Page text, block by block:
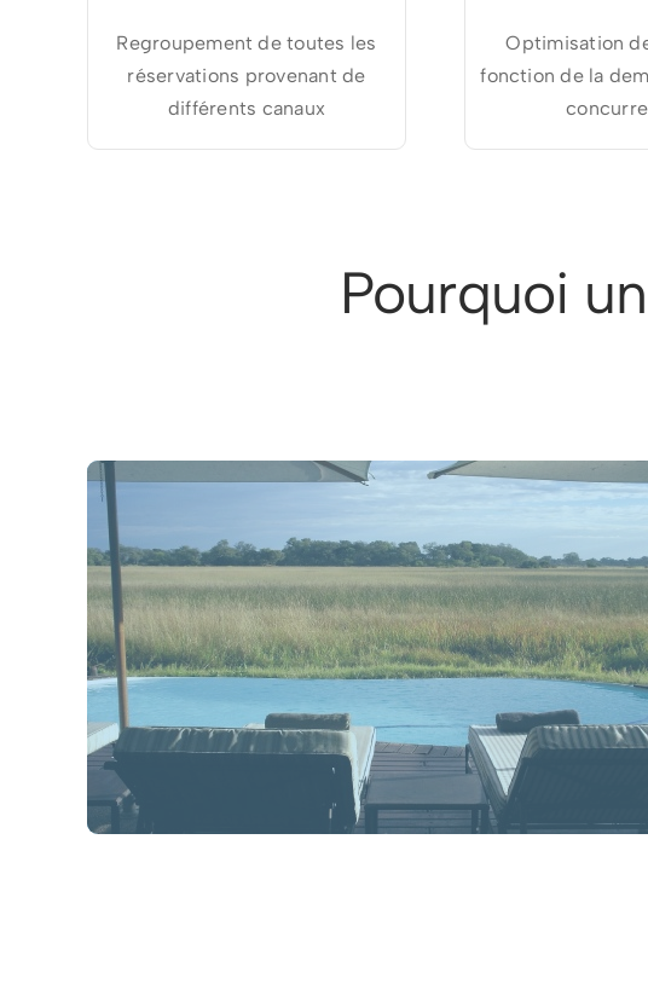
Regroupement de toutes les
réservations provenant de
différents canaux
Optimisation
fonction de la
Pourquoi